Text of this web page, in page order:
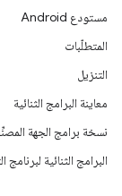
مستودع Android
المتطلّبات
التنزيل
معاينة البرامج الثنائية
نسخة برامج الجهة
البرامج الثنائية لبرنامج